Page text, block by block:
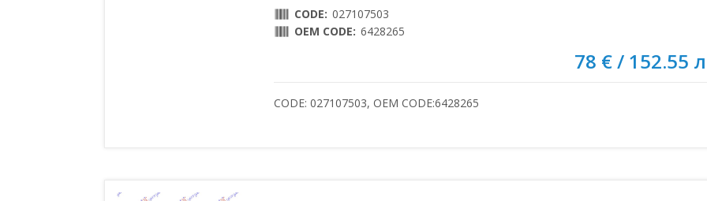
CODE: 027107503
OEM CODE: 6428265
78 € / 152.55
CODE: 027107503, OEM CODE:6428265